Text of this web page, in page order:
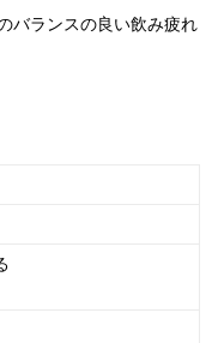
バランスの良い飲み疲れ